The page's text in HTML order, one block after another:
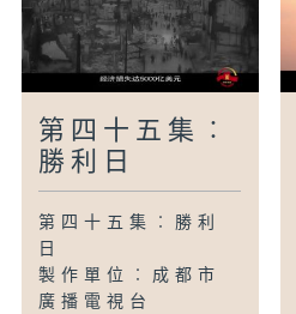
第四十五集︰
勝利日
第四十五集︰勝利
日
製作單位︰成都市
廣播電視台